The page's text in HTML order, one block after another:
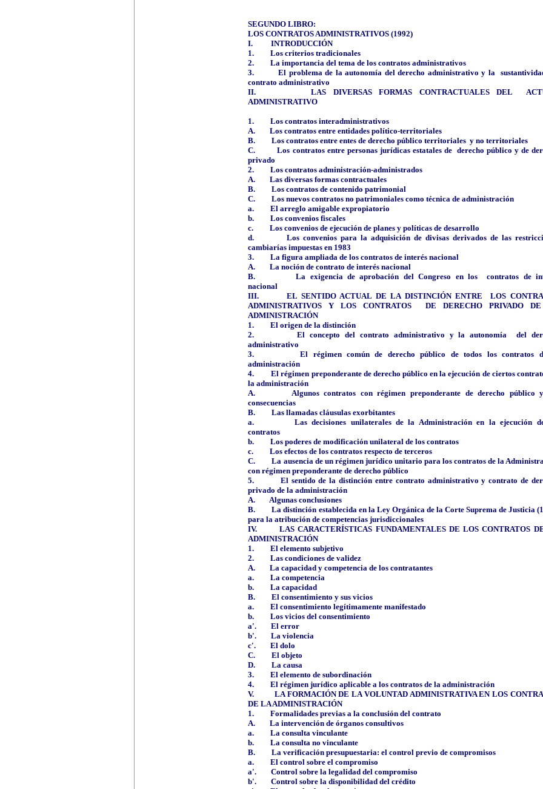
SEGUNDO LIBRO:
LOS CONTRATOS ADMINISTRATIVOS (1992)
I.
INTRODUCCIÓN
1.
Los criterios tradicionales
2.
La importancia del tema de los contratos administrativos
3.
El problema de la autonomía del derecho administrativo y la
contrato administrativo
II.
LAS DIVERSAS FORMAS CONTRACTUALES DEL
ADMINISTRATIVO
1.
Los contratos interadministrativos
A.
Los contratos entre entidades político-territoriales
B.
Los contratos entre entes de derecho público territoriales y no territoriales
C.
Los contratos entre personas jurídicas estatales de derecho público y de
privado
2.
Los contratos administración-administrados
A.
Las diversas formas contractuales
B.
Los contratos de contenido patrimonial
C.
Los nuevos contratos no patrimoniales como técnica de administración
a.
El arreglo amigable expropiatorio
b.
Los convenios fiscales
c.
Los convenios de ejecución de planes y políticas de desarrollo
d.
Los convenios para la adquisición de divisas derivados de las
cambiarías impuestas en 1983
3.
La figura ampliada de los contratos de interés nacional
A.
La noción de contrato de interés nacional
B.
La exigencia de aprobación del Congreso en los
contratos de
nacional
III.
EL SENTIDO ACTUAL DE LA DISTINCIÓN ENTRE
LOS
ADMINISTRATIVOS Y LOS CONTRATOS
DE DERECHO PRIVADO
ADMINISTRACIÓN
1.
El origen de la distinción
2.
El concepto del contrato administrativo y la autonomía
del
administrativo
3.
El régimen común de derecho público de todos los contratos
administración
4.
El régimen preponderante de derecho público en la ejecución de ciertos
la administración
A.
Algunos contratos con régimen preponderante de derecho público
consecuencias
B.
Las llamadas cláusulas exorbitantes
a.
Las decisiones unilaterales de la Administración en la ejecución
contratos
b.
Los poderes de modificación unilateral de los contratos
c.
Los efectos de los contratos respecto de terceros
C.
La ausencia de un régimen jurídico unitario para los contratos de la
con régimen preponderante de derecho público
5.
El sentido de la distinción entre contrato administrativo y contrato de
privado de la administración
A.
Algunas conclusiones
B.
La distinción establecida en la Ley Orgánica de la Corte Suprema de Justicia
para la atribución de competencias jurisdiccionales
IV.
LAS CARACTERÍSTICAS FUNDAMENTALES DE LOS CONTRATOS
ADMINISTRACIÓN
1.
El elemento subjetivo
2.
Las condiciones de validez
A.
La capacidad y competencia de los contratantes
a.
La competencia
b.
La capacidad
B.
El consentimiento y sus vicios
a.
El consentimiento legítimamente manifestado
b.
Los vicios del consentimiento
a'.
El error
b'.
La violencia
c'.
El dolo
C.
El objeto
D.
La causa
3.
El elemento de subordinación
4.
El régimen jurídico aplicable a los contratos de la administración
V.
LA FORMACIÓN DE LA VOLUNTAD ADMINISTRATIVA EN LOS
DE LA ADMINISTRACIÓN
1.
Formalidades previas a la conclusión del contrato
A.
La intervención de órganos consultivos
a.
La consulta vinculante
b.
La consulta no vinculante
B.
La verificación presupuestaria: el control previo de compromisos
a.
El control sobre el compromiso
a'.
Control sobre la legalidad del compromiso
b'.
Control sobre la disponibilidad del crédito